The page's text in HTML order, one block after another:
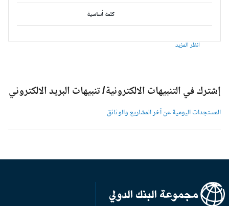
كلمة أساسية
انظر المزيد
إشترك في التنبيهات الالكترونية/ تنبيهات البريد الالكتروني
المستجدات اليومية عن آخر المشاريع والوثائق